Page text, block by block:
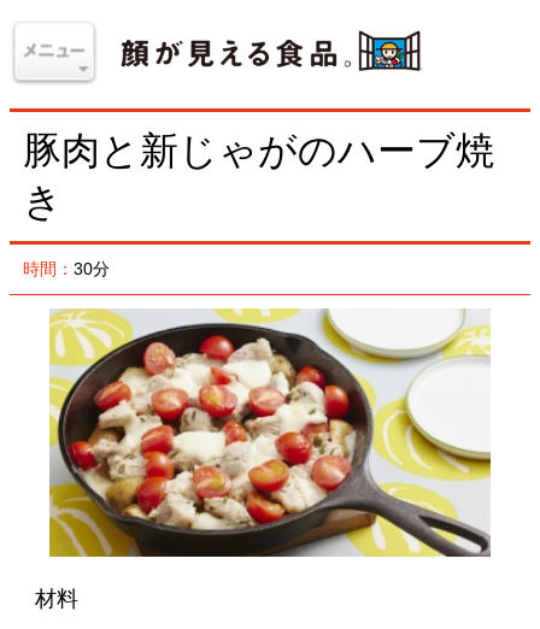
豚肉と新じゃがのハーブ焼
き
時間：30分
材料
豚ロース肉（とんかつ用）